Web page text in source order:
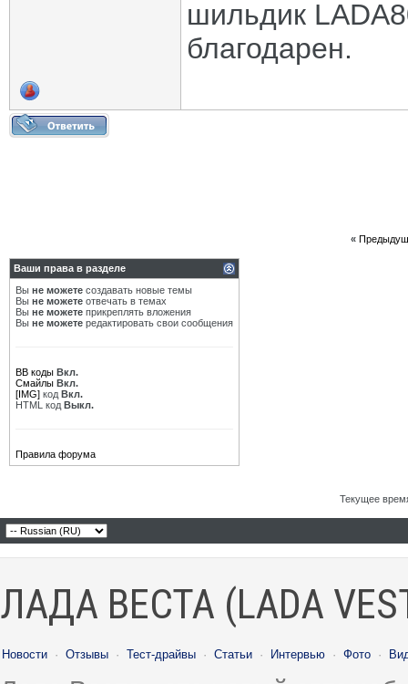
шильдик
благодарен.
«
Ваши права в разделе
Вы не можете создавать новые темы
Вы не можете отвечать в темах
Вы не можете прикреплять вложения
Вы не можете редактировать свои сообщения
BB коды Вкл.
Смайлы Вкл.
[IMG] код Вкл.
HTML код Выкл.
Правила форума
Текущее
ЛАДА ВЕСТА (LADA
Новости · Отзывы · Тест-драйвы · Статьи · Интервью · Фото ·